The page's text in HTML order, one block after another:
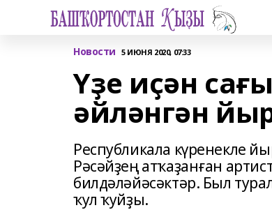
Новости 5 ИЮНЯ 2020, 07:33
Үҙе иҫән
әйләнгән
Республикала күренекле
Рәсәйҙең атҡаҙанған
билдәләйәсәктәр. Был
ҡул ҡуйҙы.